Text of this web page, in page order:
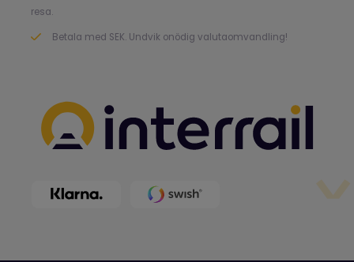
resa.
Betala med SEK. Undvik onödig valutaomvandling!